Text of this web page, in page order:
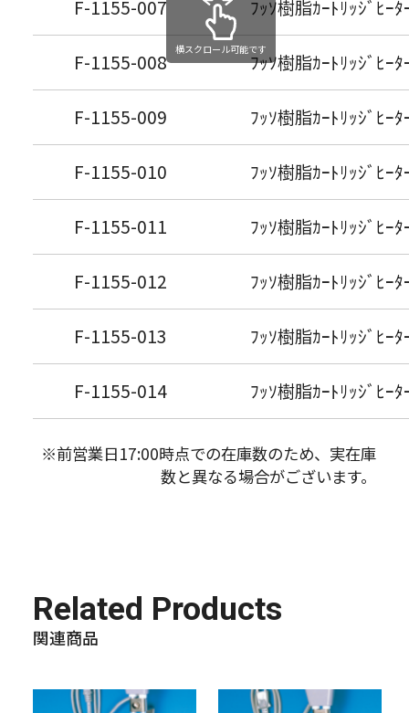
F-1155-007 ﾌｯｿ樹脂ｶｰﾄﾘｯｼﾞﾋｰ
F-1155-008 ﾌｯｿ樹脂ｶｰﾄﾘｯｼﾞﾋｰ
F-1155-009 ﾌｯｿ樹脂ｶｰﾄﾘｯｼﾞﾋｰ
F-1155-010 ﾌｯｿ樹脂ｶｰﾄﾘｯｼﾞﾋｰ
F-1155-011 ﾌｯｿ樹脂ｶｰﾄﾘｯｼﾞﾋｰ
F-1155-012 ﾌｯｿ樹脂ｶｰﾄﾘｯｼﾞﾋｰ
F-1155-013 ﾌｯｿ樹脂ｶｰﾄﾘｯｼﾞﾋｰ
F-1155-014 ﾌｯｿ樹脂ｶｰﾄﾘｯｼﾞﾋｰ
横スクロール可能です
※前営業日17:00時点での在庫数のため、実在庫
数と異なる場合がございます。
Related Products
関連商品